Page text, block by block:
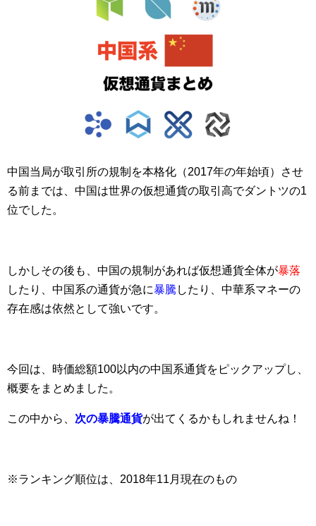
中国当局が取引所の規制を本格化（2017年の年始頃）させ
る前までは、中国は世界の仮想通貨の取引高でダントツの1
位でした。
しかしその後も、中国の規制があれば仮想通貨全体が暴落
したり、中国系の通貨が急に暴騰 したり、中華系マネーの
存在感は依然として強いです。
今回は、時価総額100以内の中国系通貨をピックアップし、
概要をまとめました。
この中から、 次の暴騰通貨が出てくるかもしれませんね！
※ランキング順位は、2018年11月現在のもの